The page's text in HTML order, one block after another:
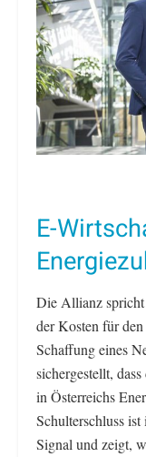
E-
Die Allianz
der Kosten für
Schaffung eines
sichergestellt,
in Österreichs
Schulterschluss
Signal und zeigt,